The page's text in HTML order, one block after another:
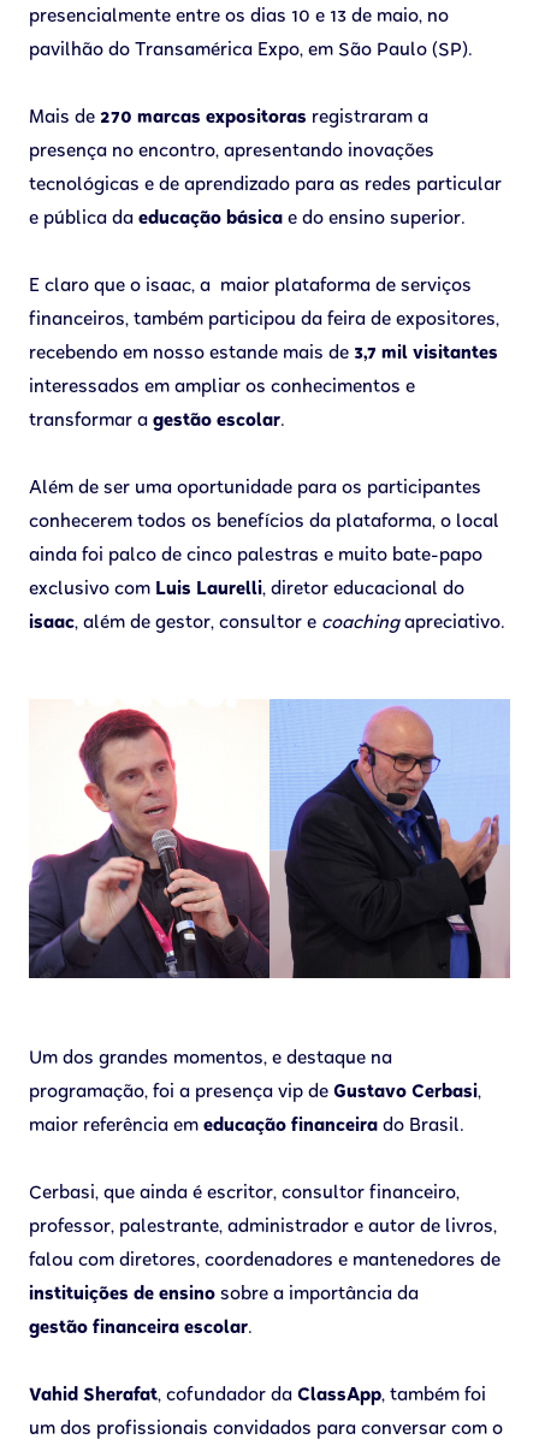
presencialmente entre os dias 10 e 13 de maio, no
pavilhão do Transamérica Expo, em São Paulo (SP).
Mais de 270 marcas expositoras registraram a
presença no encontro, apresentando inovações
tecnológicas e de aprendizado para as redes particular
e pública da educação básica e do ensino superior.
E claro que o isaac, a maior plataforma de serviços
financeiros, também participou da feira de expositores,
recebendo em nosso estande mais de 3,7 mil visitantes
interessados em ampliar os conhecimentos e
transformar a gestão escolar.
Além de ser uma oportunidade para os participantes
conhecerem todos os benefícios da plataforma, o local
ainda foi palco de cinco palestras e muito bate-papo
exclusivo com Luis Laurelli, diretor educacional do
isaac, além de gestor, consultor e coachingapreciativo.
Um dos grandes momentos, e destaque na
programação, foi a presença vip de Gustavo Cerbasi,
maior referência em educação financeira do Brasil.
Cerbasi, que ainda é escritor, consultor financeiro,
professor, palestrante, administrador e autor de livros,
falou com diretores, coordenadores e mantenedores de
instituições de ensino sobre a importância da
gestão financeira escolar.
Vahid Sherafat, cofundador da ClassApp, também foi
um dos profissionais convidados para conversar com o